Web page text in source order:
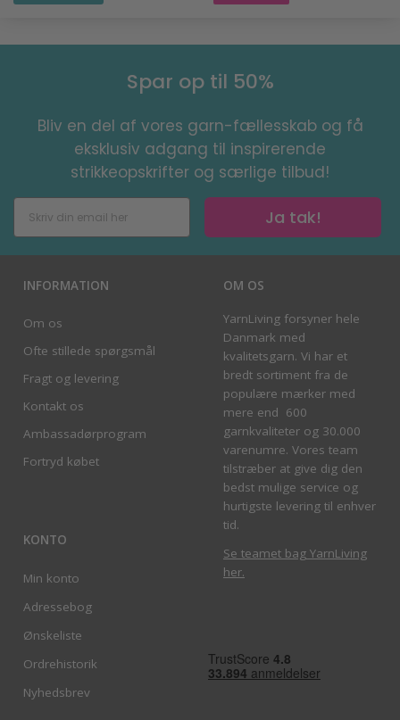
Spar op til 50%
Bliv en del af vores garn-fællesskab og få
eksklusiv adgang til inspirerende
strikkeopskrifter og særlige tilbud!
Ja tak!
INFORMATION
Om os
Ofte stillede spørgsmål
Fragt og levering
Kontakt os
Ambassadørprogram
Fortryd købet
KONTO
Min konto
Adressebog
Ønskeliste
Ordrehistorik
Nyhedsbrev
OM OS
YarnLiving forsyner hele
Danmark med
kvalitetsgarn. Vi har et
bredt sortiment fra de
populære mærker med
mere end 600
garnkvaliteter og 30.000
varenumre. Vores team
tilstræber at give dig den
bedst mulige service og
hurtigste levering til enhver
tid.
Se teamet bag YarnLiving
her.